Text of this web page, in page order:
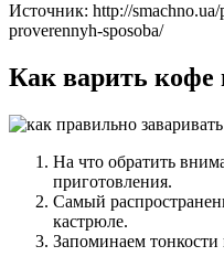
Источник: http://
proverennyh-sposoba/
Как варить кофе
На что обратить
приготовления.
Самый
кастрюле.
Запоминаем